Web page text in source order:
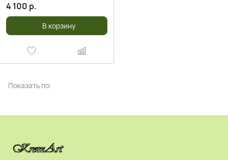
4 100 р.
В корзину
Показать по: